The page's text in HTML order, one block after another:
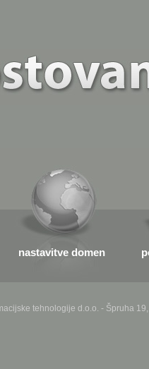
nastavitve domen
tehnologije d.o.o. - Špruha